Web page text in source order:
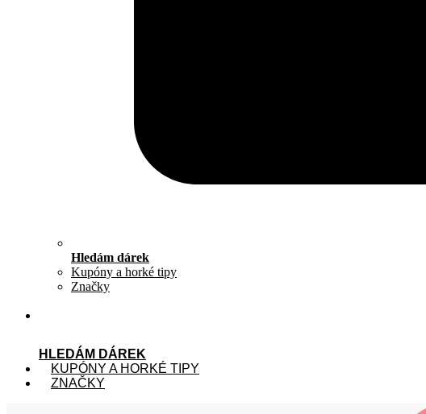
Hledám dárek
Kupóny a horké tipy
Značky
HLEDÁM DÁREK
KUPÓNY A HORKÉ TIPY
ZNAČKY